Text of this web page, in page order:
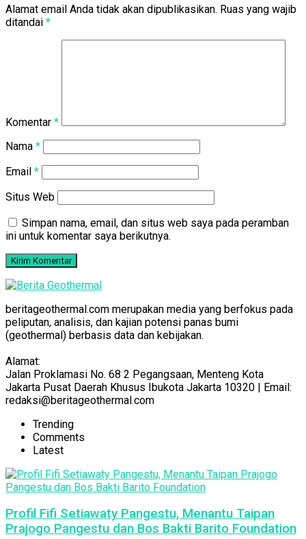
Alamat email Anda tidak akan dipublikasikan. Ruas yang wajib
ditandai *
Komentar *
Nama *
Email *
Situs Web
Simpan nama, email, dan situs web saya pada peramban
ini untuk komentar saya berikutnya.
beritageothermal.com merupakan media yang berfokus pada
peliputan, analisis, dan kajian potensi panas bumi
(geothermal) berbasis data dan kebijakan.
Alamat:
Jalan Proklamasi No. 68 2 Pegangsaan, Menteng Kota
Jakarta Pusat Daerah Khusus Ibukota Jakarta 10320 | Email:
redaksi@beritageothermal.com
Trending
Comments
Latest
Profil Fifi Setiawaty Pangestu, Menantu Taipan
Prajogo Pangestu dan Bos Bakti Barito Foundation